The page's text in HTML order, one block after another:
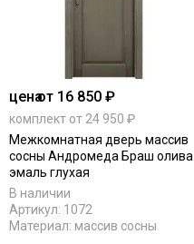
Снежный кедр
Серена керамик
Слоновая кость
Снежная королева
Серебро
Светлые
Тёмный кипарис
ценаот 16 850 ₽
комплект от 24 950 ₽
Межкомнатная дверь массив
сосны Андромеда Браш олива
эмаль глухая
В наличии
Артикул: 1072
Материал: массив сосны